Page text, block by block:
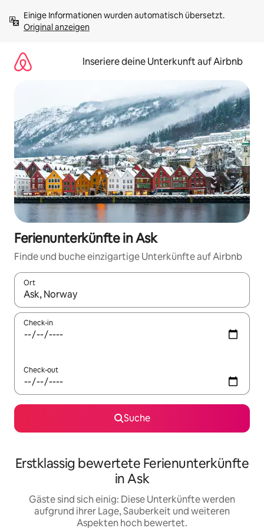
Inhalten
springenOriginal anzeigen
Inseriere deine Unterkunft auf Airbnb
Ferienunterkünfte in Ask
Finde und buche einzigartige Unterkünfte auf Airbnb
Ort
Wenn Ergebnisse verfügbar sind, navigiere mit den
Check-in
Check-out
Suche
Erstklassig bewertete Ferienunterkünfte
in Ask
Gäste sind sich einig: Diese Unterkünfte werden
aufgrund ihrer Lage, Sauberkeit und weiteren
Aspekten hoch bewertet.